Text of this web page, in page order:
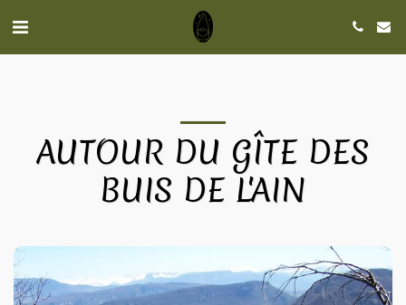
AUTOUR DU GÎTE DES
BUIS DE L'AIN